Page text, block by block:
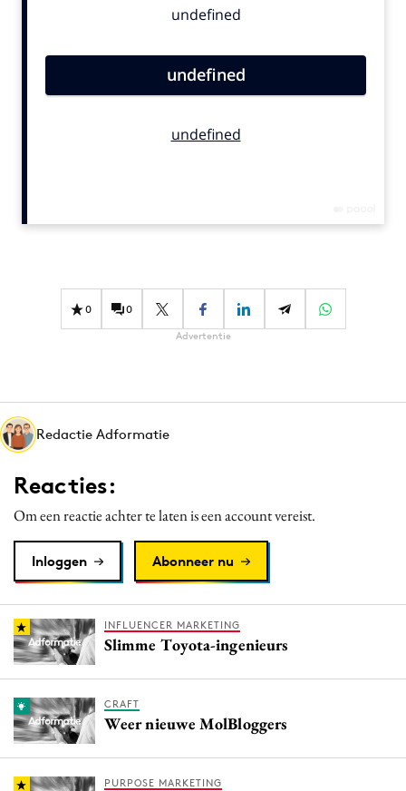
Contentmarketing
Effectiviteit
Gedragsverandering
Martech
Media
Merkstrategie
PR
Programmatic
Reputatie & crisis
0 0
Advertentie
Redactie Adformatie
Reacties:
Om een reactie achter te laten is een account vereist.
Inloggen Abonneer nu
INFLUENCER MARKETING
Slimme Toyota-ingenieurs
CRAFT
Weer nieuwe MolBloggers
PURPOSE MARKETING